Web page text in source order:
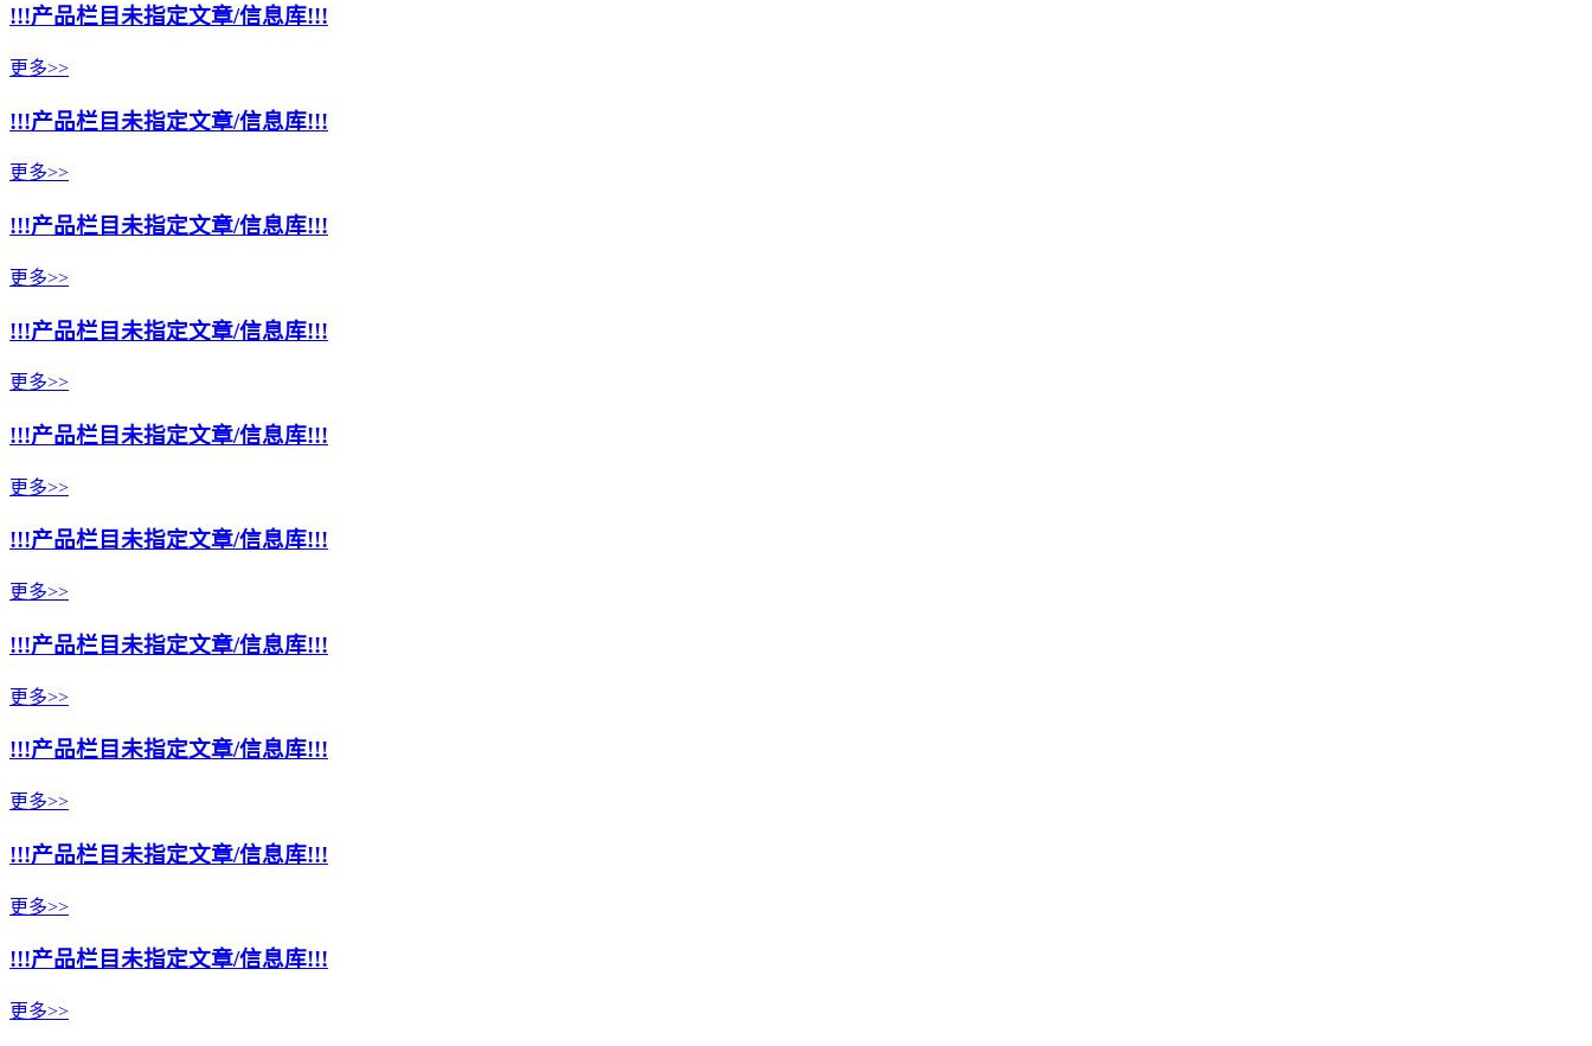
!!!产品栏目未指定文章/信息库!!!
更多>>
!!!产品栏目未指定文章/信息库!!!
更多>>
!!!产品栏目未指定文章/信息库!!!
更多>>
!!!产品栏目未指定文章/信息库!!!
更多>>
!!!产品栏目未指定文章/信息库!!!
更多>>
!!!产品栏目未指定文章/信息库!!!
更多>>
!!!产品栏目未指定文章/信息库!!!
更多>>
!!!产品栏目未指定文章/信息库!!!
更多>>
!!!产品栏目未指定文章/信息库!!!
更多>>
!!!产品栏目未指定文章/信息库!!!
更多>>